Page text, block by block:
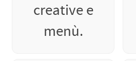
creative e
menù.